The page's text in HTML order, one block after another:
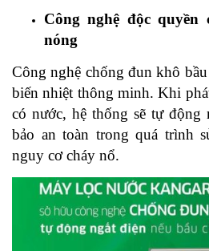
Công nghệ độc
nóng
Công nghệ chống đun khô
biến nhiệt thông minh. Khi
có nước, hệ thống sẽ tự động
bảo an toàn trong quá trình
nguy cơ cháy nổ.